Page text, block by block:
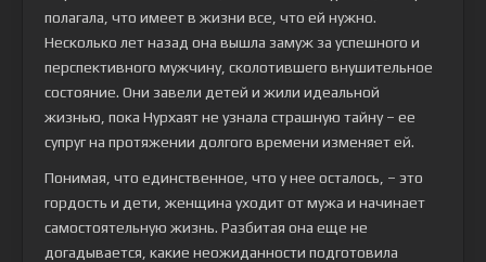
полагала, что имеет в жизни все, что ей нужно.
Несколько лет назад она вышла замуж за успешного и
перспективного мужчину, сколотившего внушительное
состояние. Они завели детей и жили идеальной
жизнью, пока Нурхаят не узнала страшную тайну – ее
супруг на протяжении долгого времени изменяет ей.
Понимая, что единственное, что у нее осталось, – это
гордость и дети, женщина уходит от мужа и начинает
самостоятельную жизнь. Разбитая она еще не
догадывается, какие неожиданности подготовила